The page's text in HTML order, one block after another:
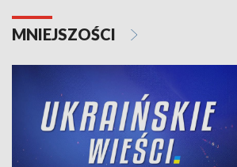
MNIEJSZOŚCI